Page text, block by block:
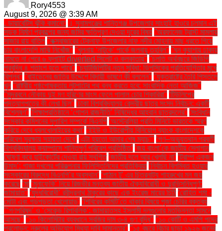
Rory4553
August 9, 2026 @ 3:39 AM
. ডায়াবেটিস ঝুঁকি কমানো:
। সুনামগঞ্জের শান্তিগঞ্জ উপজেলার সাংহাই হাওরে চলমান এই
সড়ক নির্মাণ প্রকল্পের জন্য জমির ক্ষতিপূরণ দেওয়া দূরের বিষয় ''অরফানেজ ট্রাস্ট মামলায়
সাজার রায় বাতিল ''কক্সবাজারের টেকনাফ উপজেলার নাফ নদীর মোহনায় মাছ ধরতে গিয়ে
চার বাংলাদেশি মাঝি নিখোঁজ'' ''খুলনায় ‘নাটুকে’ পার্কে জলবায়ু তহবিল'' ''ঘন কুয়াশায় ঢাকায়
নামতে না পেরে ৬ ফ্লাইট diverted সিলেট ও কলকাতায়'' ''চলতি অর্থবছরে জিডিপি
প্রবৃদ্ধি ৪ শতাংশ হতে পারে'' ''চ্যাটজিপিটির নতুন সুবিধা: ডিপসিকের প্রতিযোগিতার মুখে
বিপ্লব'' ''বাইডেনের জাতির উদ্দেশে বিদায়ী ভাষণে কী বললেন'' ''যুক্তরাষ্ট্রে তৈরি পিস্তলে
খুন ''রাষ্ট্রীয় পৃষ্ঠপোষকতায় লুটপাটের পথ বন্ধ করতে হবে: সাংবাদিক নেতা আজিজ"
''সুন্দরবনে নৌকায় দুই মণ হরিণের মাংস ফেলে পালাল চোর শিকারিরা'' 'টিউলিপের
পদত্যাগপত্রে কী লেখা ছিল'' 'ঢাকা বিশ্ববিদ্যালয় কেন্দ্রীয় ছাত্র সংসদ নির্বাচন: একটি
বিশ্লেষণ'' 'শিক্ষাপ্রতিষ্ঠানে ‘গোপন রাজনীতি’ নিষিদ্ধের আহ্বান ছাত্রদলের'' 'সংবিধান
সংস্কার কমিশনের সুপারিশ সম্পর্কে বিএনপি ‘অস্ট্রেলিয়া প্রতি মিনিটে ভারতকে স্মরণ
করিয়ে দেবে ধবলধোলাইয়ের কথা’ ‘ইইউ ও ইউরোপীয় বিনিয়োগ ব্যাংক বাংলাদেশকে
পরিবেশ সুরক্ষায় সহায়তা দেবে’ ‘এটা হয়তো আমার শেষ ম্যাচ’" ‘গণ–অভ্যুত্থান পরবর্তী
বিশ্ববিদ্যালয় ক্যাম্পাসে শান্তিপূর্ণ পরিবেশ প্রতিষ্ঠিত’ ‘জয় বাংলা’কে জাতীয় স্লোগান
ঘোষণা করে হাইকোর্টের দেওয়া রায় স্থগিত ‘জাতীয় দলে আর খেলছি না’ ‘ট্রাম্প একজন
উন্মাদ’: গাজা দখলের পরিকল্পনায় ফিলিস্তিনিদের প্রতিক্রিয়া ‘নির্বাচন বিলম্বিত হওয়ার
সংস্কারের বিরুদ্ধে বিএনপি’র অবস্থান’ ‘পাঠান টু’ এর চিত্রনাট্য শাহরুখের মন জয়
করেছে ‘মা ‘মুনাফেকি’ নিয়ে রিজভীর মন্তব্য জাতীয় ঐক্যবিরোধী ও দুরভিসন্ধিপূর্ণ:
জামায়াত" ‘যুদ্ধবিরোধী’ রবীন্দ্রনাথ ঠাকুরের কাছে এক ইংরেজ মায়ের চিঠি ‘রোহিত শর্মা -
মোটা এবং গড়পড়তা খেলোয়াড়’ ‘শিবিরের কমিটি’তে থাকার বিষয়ে পূজা চেরির বক্তব্য
"‘গণপরিষদ’ ও ‘সেকেন্ড রিপাবলিক’: জামায়াতসহ ইসলামী দলগুলোর মতভিন্নতা সামনে
আসছে" "১০ কিলোমিটার ব্যবধানে সবজির দাম ৩-৪ গুণ বৃদ্ধি" "১০ কোটি ও এমপি পদের
প্রলোভন: নুরুলের অভিযোগ মিথ্যা দাবি সামান্তার" "১৫ বছরে বিচার ছাড়া ১৯২৬ জনের